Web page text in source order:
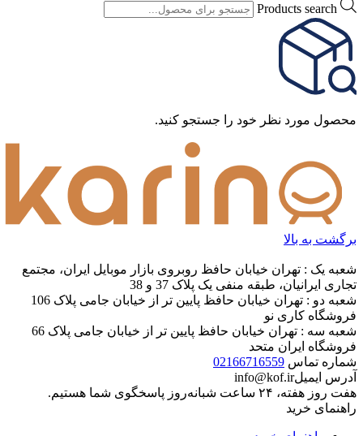
Products search
محصول مورد نظر خود را جستجو کنید.
برگشت به بالا
شعبه یک : تهران خیابان حافظ روبروی بازار موبایل ایران، مجتمع
تجاری ایرانیان، طبقه منفی یک پلاک 37 و 38
شعبه دو : تهران خیابان حافظ پایین تر از خیابان جامی پلاک 106
فروشگاه کاری نو
شعبه سه : تهران خیابان حافظ پایین تر از خیابان جامی پلاک 66
فروشگاه ایران متحد
شماره تماس 02166716559
آدرس ایمیلinfo@kof.ir
هفت روز هفته، ۲۴ ساعت شبانه‌روز پاسخگوی شما هستیم.
راهنمای خرید